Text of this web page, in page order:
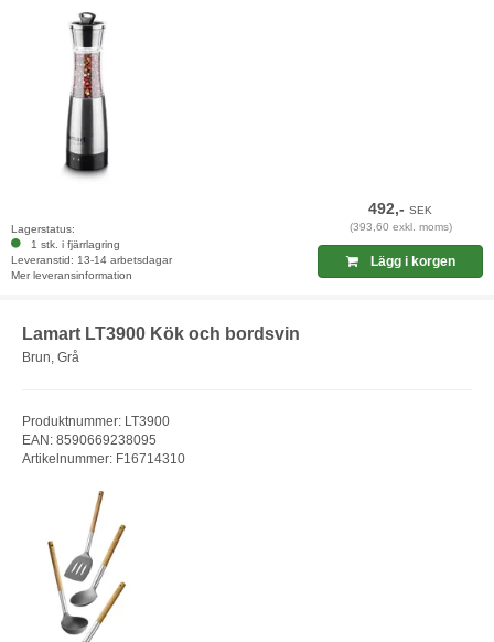
Lagerstatus:
1 stk. i fjärrlagring
Leveranstid: 13-14 arbetsdagar
Mer leveransinformation
492,-SEK
(393,60 exkl. moms)
Lägg i korgen
Lamart LT3900 Kök och bordsvin
Brun, Grå
Produktnummer: LT3900
EAN: 8590669238095
Artikelnummer: F16714310